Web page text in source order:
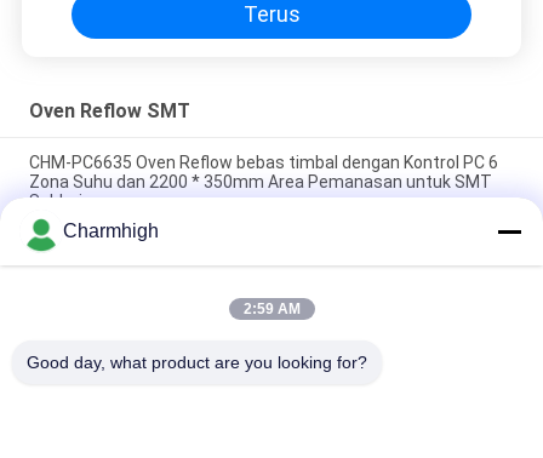
Terus
Oven Reflow SMT
CHM-PC6635 Oven Reflow bebas timbal dengan Kontrol PC 6
Zona Suhu dan 2200 * 350mm Area Pemanasan untuk SMT
Soldering
CHM-F830 Oven Reflow SMT Vertikal 8 Zona Suhu Mesin
Solder Udara Panas 1400*300mm
CHM-6635 Oven Reflow 6 Zona Suhu (atas6+bawah6)
Charmhigh
2:59 AM
Good day, what product are you looking for?